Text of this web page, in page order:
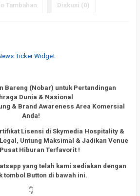
Tambahan Diskusi (0)
Ticker Widget
Bareng (Nobar) untuk Pertandingan
Dunia & Nasional
& Brand Awareness Area Komersial
Anda!
Lisensi di Skymedia Hospitality &
Untung Maksimal & Jadikan Venue
Hiburan Terfavorit !
yang telah kami sediakan dengan
tombol Button di bawah ini.
👇